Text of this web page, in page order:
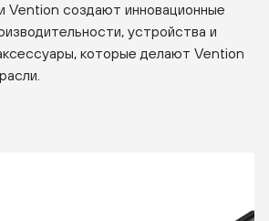
Vention создают инновационные
устройства и
которые делают Vention